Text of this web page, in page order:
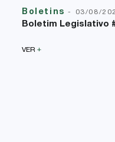
Boletins- 03/08/
Boletim Legislativo
VER +